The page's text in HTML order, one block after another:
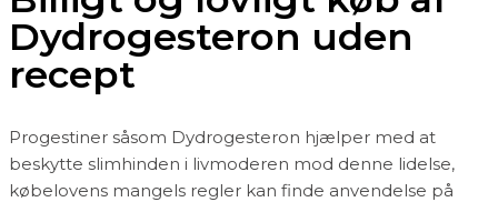
Dydrogesteron uden
recept
Progestiner såsom Dydrogesteron hjælper med at
beskytte slimhinden i livmoderen mod denne lidelse,
købelovens mangels regler kan finde anvendelse på